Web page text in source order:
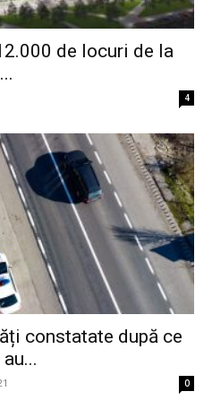
de locuri de la
4
constatate după ce
0